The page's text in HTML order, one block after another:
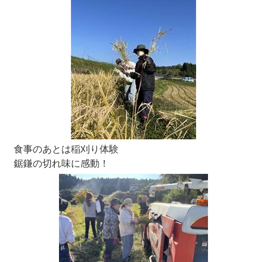
食事のあとは稲刈り体験
鋸鎌の切れ味に感動！